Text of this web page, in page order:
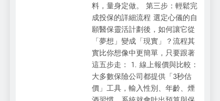
料，量身定做。 第三步：輕鬆完
成投保的詳細流程 選定心儀的自
願醫保靈活計劃後，如何讓它從
「夢想」變成「現實」？流程其
實比你想像中更簡單，只要跟著
這五步走： 1. 線上報價與比較：
大多數保險公司都提供「3秒估
價」工具，輸入性別、年齡、煙